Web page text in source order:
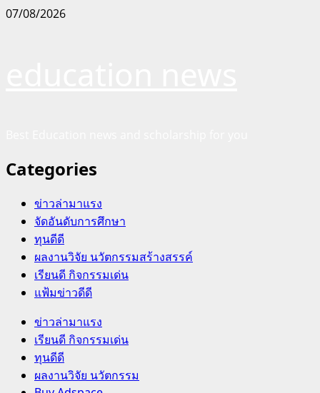
Skip
07/08/2026
Categories
ข่าวล่ามาแรง
จัดอันดับการศึกษา
ทุนดีดี
ผลงานวิจัย นวัตกรรมสร้างสรรค์
เรียนดี กิจกรรมเด่น
แฟ้มข่าวดีดี
Primary
Menu
ข่าวล่ามาแรง
เรียนดี กิจกรรมเด่น
ทุนดีดี
ผลงานวิจัย นวัตกรรม